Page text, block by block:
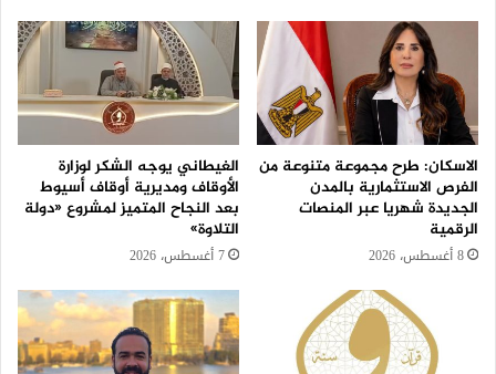
الاسكان: طرح مجموعة متنوعة من
الفرص الاستثمارية بالمدن
الجديدة شهريا عبر المنصات
الرقمية
8 أغسطس، 2026
الغيطاني يوجه الشكر لوزارة
الأوقاف ومديرية أوقاف أسيوط
بعد النجاح المتميز لمشروع «دولة
التلاوة»
7 أغسطس، 2026